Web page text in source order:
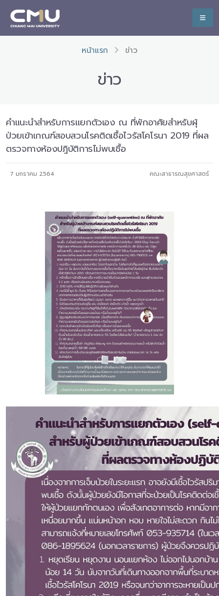
หน้าแรก ข่าว
ข่าว
คำแนะนำสำหรับการแยกตัวเอง ณ ที่พักอาศัยสำหรับผุ้
ป่วยเข้าเกณฑ์สอบสวนโรคติดเชื้อไวรัสโคโรนา 2019 ที่ผล
ตรวจทางห้องปฎิบัติการไม่พบเชื้อ
7 มกราคม 2564 คณะสาธารณสุขศาสตร์